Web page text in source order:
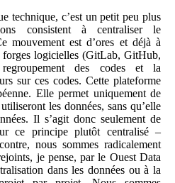
technique, c’est un petit peu plus
consistent à centraliser le
mouvement est d’ores et déjà à
forges logicielles (GitLab, GitHub,
des codes et la
sur ces codes. Cette plateforme
Elle permet uniquement de
les données, sans qu’elle
Il s’agit donc seulement de
ce principe plutôt centralisé –
nous sommes radicalement
je pense, par le Ouest Data
dans les données ou à la